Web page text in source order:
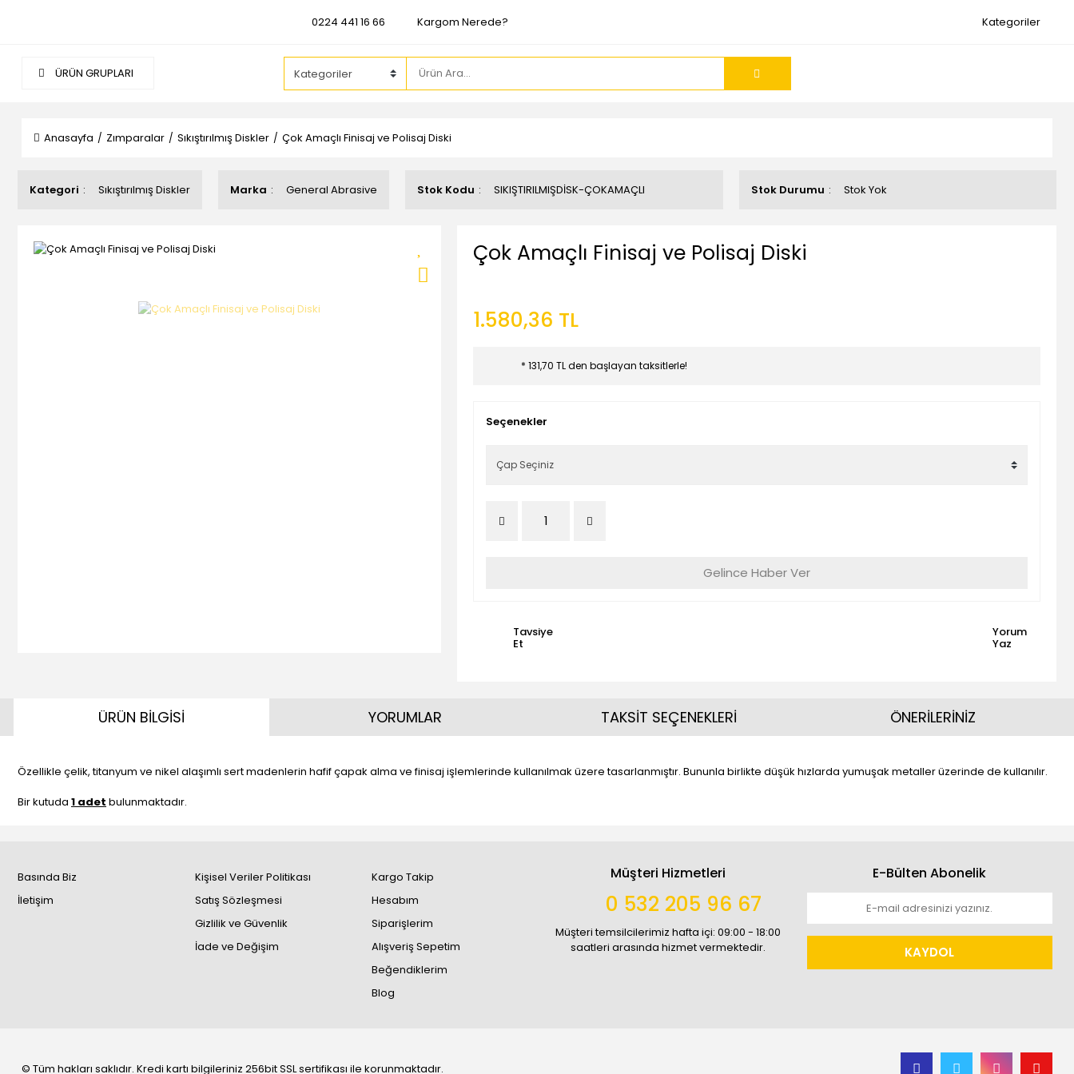
0224 441 16 66 Kargom Nerede? Kategoriler
ÜRÜN GRUPLARI
Anasayfa Zımparalar Sıkıştırılmış Diskler Çok Amaçlı Finisaj ve Polisaj Diski
Kategori Sıkıştırılmış Diskler Marka General Abrasive Stok Kodu SIKIŞTIRILMIŞDİSK-ÇOKAMAÇLI Stok Durumu Stok Yok
Çok Amaçlı Finisaj ve Polisaj Diski
1.580,36 TL
* 131,70 TL den başlayan taksitlerle!
Seçenekler
Gelince Haber Ver
Tavsiye
Et
Yorum
Yaz
ÜRÜN BİLGİSİ
Özellikle çelik, titanyum ve nikel alaşımlı sert madenlerin hafif çapak alma ve finisaj işlemlerinde kullanılmak üzere tasarlanmıştır. Bununla birlikte düşük hızlarda yumuşak metaller üzerinde de kullanılır.
Bir kutuda 1 adet bulunmaktadır.
YORUMLAR TAKSİT SEÇENEKLERİ ÖNERİLERİNİZ
Basında Biz
İletişim
Kişisel Veriler Politikası
Satış Sözleşmesi
Gizlilik ve Güvenlik
İade ve Değişim
Kargo Takip
Hesabım
Siparişlerim
Alışveriş Sepetim
Beğendiklerim
Blog
Müşteri Hizmetleri
0 532 205 96 67
Müşteri temsilcilerimiz hafta içi: 09:00 - 18:00
saatleri arasında hizmet vermektedir.
E-Bülten Abonelik
KAYDOL
© Tüm hakları saklıdır. Kredi kartı bilgileriniz 256bit SSL sertifikası ile korunmaktadır.